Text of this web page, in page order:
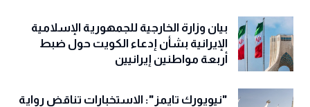
‏بيان وزارة الخارجية للجمهورية الإسلامية
الإيرانية بشأن إدعاء الكويت حول ضبط
أربعة مواطنين إيرانيين
"نيويورك تايمز": الاستخبارات تناقض رواية